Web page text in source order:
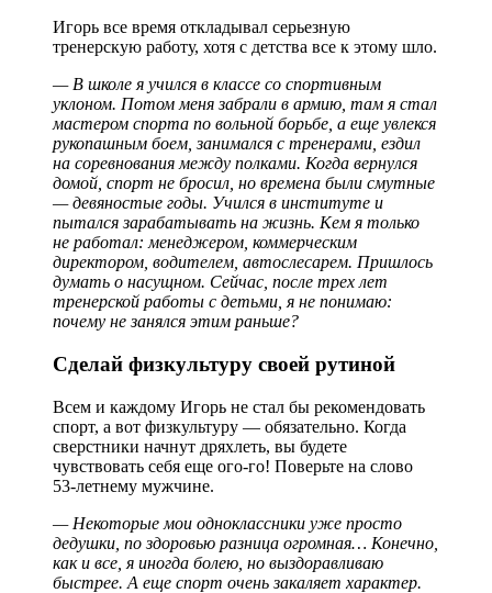
Игорь все время откладывал серьезную
тренерскую работу, хотя с детства все к этому шло.
— В школе я учился в классе со спортивным
уклоном. Потом меня забрали в армию, там я стал
мастером спорта по вольной борьбе, а еще увлекся
рукопашным боем, занимался с тренерами, ездил
на соревнования между полками. Когда вернулся
домой, спорт не бросил, но времена были смутные
— девяностые годы. Учился в институте и
пытался зарабатывать на жизнь. Кем я только
не работал: менеджером, коммерческим
директором, водителем, автослесарем. Пришлось
думать о насущном. Сейчас, после трех лет
тренерской работы с детьми, я не понимаю:
почему не занялся этим раньше?
Сделай физкультуру своей рутиной
Всем и каждому Игорь не стал бы рекомендовать
спорт, а вот физкультуру — обязательно. Когда
сверстники начнут дряхлеть, вы будете
чувствовать себя еще ого-го! Поверьте на слово
53-летнему мужчине.
— Некоторые мои одноклассники уже просто
дедушки, по здоровью разница огромная… Конечно,
как и все, я иногда болею, но выздоравливаю
быстрее. А еще спорт очень закаляет характер.